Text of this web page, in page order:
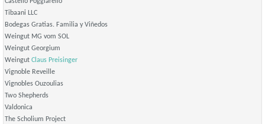
Tibaani LLC
Bodegas Gratias. Familia y Viñedos
Weingut MG vom SOL
Weingut Georgium
Weingut Claus Preisinger
Vignoble Reveille
Vignobles Ouzoulias
Two Shepherds
Valdonica
The Scholium Project